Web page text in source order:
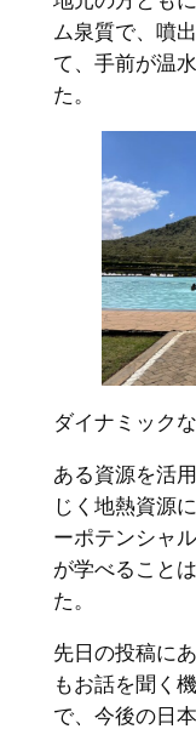
ム泉質で、噴
て、手前が温
た。
ダイナミック
ある資源を活
じく地熱資源
ーポテンシャ
が学べること
た。
先日の投稿に
もお話を聞く
で、今後の日